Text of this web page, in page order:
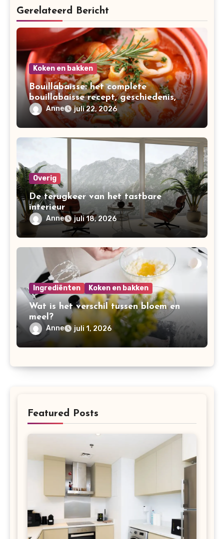
Gerelateerd Bericht
Koken en bakken
Bouillabaisse: het complete
bouillabaisse recept, geschiedenis,
variaties en bereiding
Anne juli 22, 2026
Overig
De terugkeer van het tastbare
interieur
Anne juli 18, 2026
Ingrediënten Koken en bakken
Wat is het verschil tussen bloem en
meel?
Anne juli 1, 2026
Featured Posts